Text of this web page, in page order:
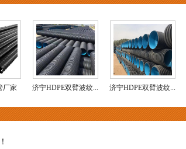
厂家 济宁HDPE双臂波纹... 济宁HDPE双臂波纹...